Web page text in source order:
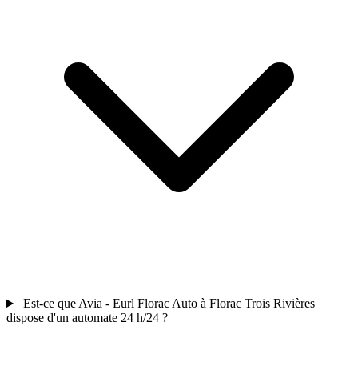
Est-ce que Avia - Eurl Florac Auto à Florac Trois Rivières
dispose d'un automate 24 h/24 ?